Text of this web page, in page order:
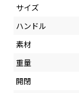
サイズ
ハンドル
素材
重量
開閉